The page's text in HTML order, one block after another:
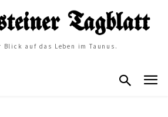
auf das Leben im Taunus.